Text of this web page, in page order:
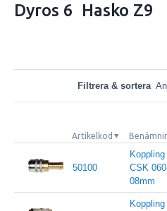
Dyros 6 Hasko Z9
Filtrera & sortera
Artikelkod
50100
Koppling
CSK
08mm
Koppling